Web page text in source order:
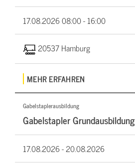
17.08.202608:00 - 16:00
20537 Hamburg
MEHR ERFAHREN
Gabelstaplerausbildung
Gabelstapler Grundausbildung
17.08.2026 -20.08.2026